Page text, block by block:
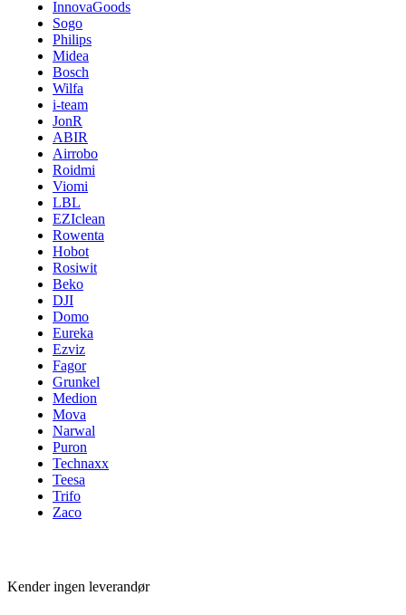
InnovaGoods
Sogo
Philips
Midea
Bosch
Wilfa
i-team
JonR
ABIR
Airrobo
Roidmi
Viomi
LBL
EZIclean
Rowenta
Hobot
Rosiwit
Beko
DJI
Domo
Eureka
Ezviz
Fagor
Grunkel
Medion
Mova
Narwal
Puron
Technaxx
Teesa
Trifo
Zaco
Kender ingen leverandør